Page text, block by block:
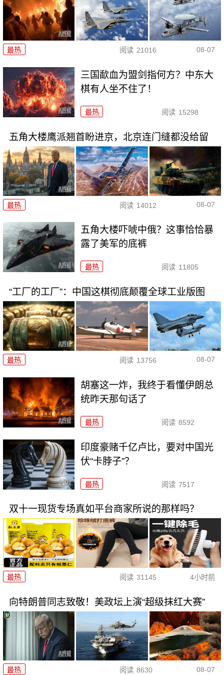
最热 阅读 21016 08-07
三国歃血为盟剑指何方？中东大
棋有人坐不住了！
最热 阅读 15298
五角大楼鹰派翘首盼进京，北京连门缝都没给留
最热 阅读 14012 08-07
五角大楼吓唬中俄？这事恰恰暴
露了美军的底裤
最热 阅读 11805
“工厂的工厂”：中国这棋彻底颠覆全球工业版图
最热 阅读 13756 08-07
胡塞这一炸，我终于看懂伊朗总
统昨天那句话了
最热 阅读 8592
印度豪赌千亿卢比，要对中国光
伏“卡脖子”？
最热 阅读 7517
双十一现货专场真如平台商家所说的那样吗？
最热 阅读 31145 4小时前
向特朗普同志致敬！美政坛上演“超级抹红大赛”
最热 阅读 8630 08-07